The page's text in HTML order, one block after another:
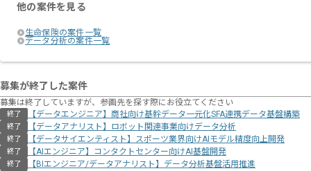
他の案件を見る
生命保険の案件一覧
データ分析の案件一覧
募集が終了した案件
募集は終了していますが、参画先を探す際にお役立てください
終了 【データエンジニア】商社向け基幹データ一元化SFA連携データ基盤構築
終了 【データアナリスト】ロボット関連事業向けデータ分析
終了 【データサイエンティスト】スポーツ業界向けAIモデル精度向上開発
終了 【AIエンジニア】コンタクトセンター向けAI基盤開発
終了 【BIエンジニア/データアナリスト】データ分析基盤活用推進